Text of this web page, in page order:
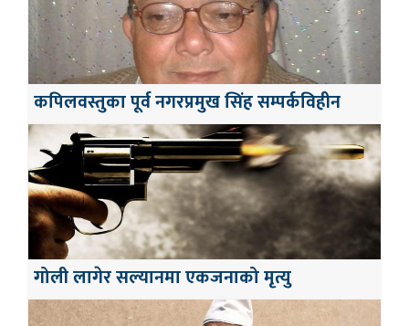
कपिलवस्तुका पूर्व नगरप्रमुख सिंह सम्पर्कविहीन
गोली लागेर सल्यानमा एकजनाको मृत्यु